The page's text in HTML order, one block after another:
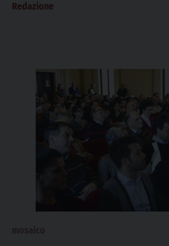
Redazione